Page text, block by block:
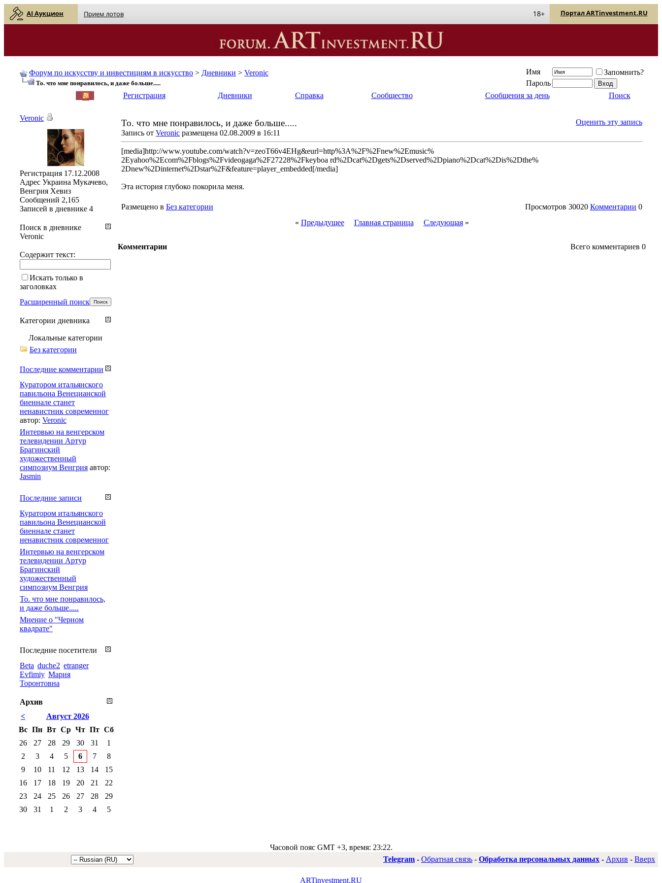
AI Аукцион Прием лотов Портал ARTinvestment.RU
18+
Форум по искусству и инвестициям в искусство > Дневники > Veronic
То. что мне понравилось, и даже больше.....
Имя
Запомнить?
Пароль
Регистрация Дневники Справка Сообщество Сообщения за день Поиск
Оценить эту запись
То. что мне понравилось, и даже больше.....
Запись от Veronic размещена 02.08.2009 в 16:11
[media]http://www.youtube.com/watch?v=zeoT66v4EHg&eurl=http%3A%2F%2Fnew%2Emusic%
2Eyahoo%2Ecom%2Fblogs%2Fvideogaga%2F27228%2Fkeyboa rd%2Dcat%2Dgets%2Dserved%2Dpiano%2Dcat%2Dis%2Dthe%
2Dnew%2Dinternet%2Dstar%2F&feature=player_embedded[/media]
Эта история глубоко покорила меня.
Размещено в Без категории Просмотров 30020 Комментарии 0
« Предыдущее Главная страница Следующая»
Всего комментариев 0
Комментарии
Veronic
Регистрация 17.12.2008
Адрес Украина Мукачево,
Венгрия Хевиз
Сообщений 2,165
Записей в дневнике 4
Поиск в дневнике
Veronic
Содержит текст:
Искать только в
заголовках
Расширенный поиск
Категории дневника
Локальные категории
Без категории
Последние комментарии
Куратором итальянского
павильона Венецианской
биеннале станет
ненавистник современног
автор: Veronic
Интервью на венгерском
телевидении Артур
Брагинский
художественный
симпозиум Венгрия автор:
Jasmin
Последние записи
Куратором итальянского
павильона Венецианской
биеннале станет
ненавистник современног
Интервью на венгерском
телевидении Артур
Брагинский
художественный
симпозиум Венгрия
То. что мне понравилось,
и даже больше.....
Мнение о "Черном
квадрате"
Последние посетители
Beta duche2 etranger
Evfimiy Мария
Торонтовна
Архив
<
Август 2026
Вс Пн Вт Ср Чт Пт Сб
26
27 28 29 30 31
1
2
3 4 5 6 7
8
9
10 11 12 13 14
15
16
17 18 19 20 21
22
23
24 25 26 27 28
29
30
31 1 2 3 4 5
Часовой пояс GMT +3, время: 23:22.
Telegram - Обратная связь - Обработка персональных данных - Архив - Вверх
ARTinvestment.RU